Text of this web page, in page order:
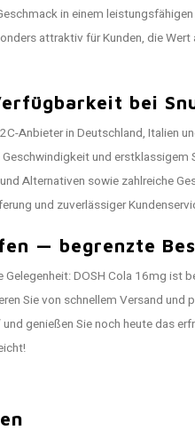
in einem
attraktiv für Kunden, die
bei
Anbieter in Deutschland, Italien
und erstklassigem
Alternativen sowie zahlreiche
und zuverlässiger
— begrenzte
Gelegenheit: DOSH Cola 16mg ist
Sie von schnellem Versand und
und genießen Sie noch heute das